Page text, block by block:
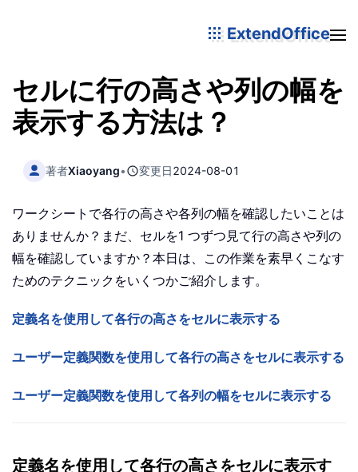
ExtendOffice
セルに行の高さや列の幅を
表示する方法は？
著者Xiaoyang• 変更日2024-08-01
ワークシートで各行の高さや各列の幅を確認したいことは
ありませんか？まだ、セルを1 つずつ見て行の高さや列の
幅を確認していますか？本日は、この作業を素早くこなす
ためのテクニックをいくつかご紹介します。
定義名を使用して各行の高さをセルに表示する
ユーザー定義関数を使用して各行の高さをセルに表示する
ユーザー定義関数を使用して各列の幅をセルに表示する
定義名を使用して各行の高さをセルに表示す